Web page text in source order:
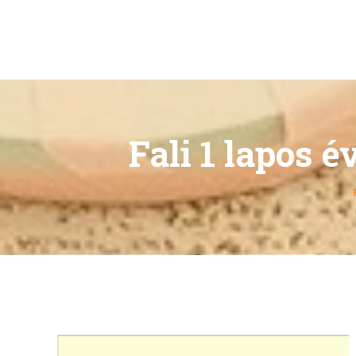
Fali 1 lapos